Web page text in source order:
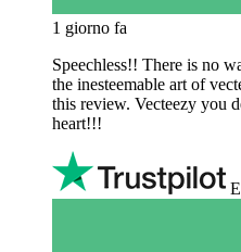
1 giorno fa
Speechless!! There is no
the inesteemable art of
this review. Vecteezy you
heart!!!